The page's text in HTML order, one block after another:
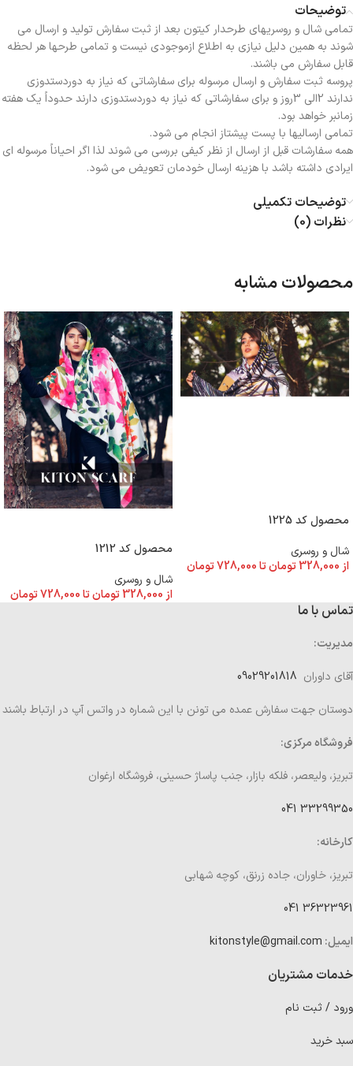
توضیحات
تمامی شال و روسریهای طرحدار کیتون بعد از ثبت سفارش تولید و ارسال می
شوند به همین دلیل نیازی به اطلاع ازموجودی نیست و تمامی طرحها هر لحظه
قابل سفارش می باشند.
پروسه ثبت سفارش و ارسال مرسوله برای سفارشاتی که نیاز به دوردستدوزی
ندارند 2الی 3روز و برای سفارشاتی که نیاز به دوردستدوزی دارند حدوداً یک هفته
زمانبر خواهد بود.
تمامی ارسالیها با پست پیشتاز انجام می شود.
همه سفارشات قبل از ارسال از نظر کیفی بررسی می شوند لذا اگر احیاناً مرسوله ای
ایرادی داشته باشد با هزینه ارسال خودمان تعویض می شود.
توضیحات تکمیلی
نظرات (0)
محصولات مشابه
محصول کد 1225
شال و روسری
از 328,000تومانتا728,000تومان
محصول کد 1212
شال و روسری
از 328,000تومانتا728,000تومان
تماس با ما
مدیریت:
آقای داوران
دوستان جهت سفارش عمده می تونن با این شماره در واتس آپ در ارتباط باشند
فروشگاه مرکزی:
تبریز، ولیعصر، فلکه بازار، جنب پاساژ حسینی، فروشگاه ارغوان
33299350 041
کارخانه:
تبریز، خاوران، جاده زرنق، کوچه شهابی
36323961 041
ایمیل: kitonstyle@gmail.com
خدمات مشتریان
ورود / ثبت نام
سبد خرید